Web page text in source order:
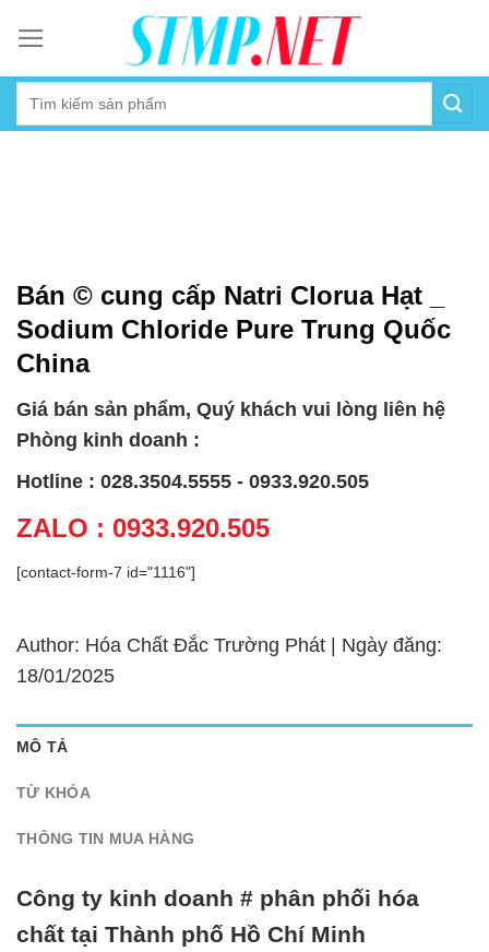
content
Bán © cung cấp Natri Clorua Hạt _
Sodium Chloride Pure Trung Quốc
China
Giá bán sản phẩm, Quý khách vui lòng liên hệ
Phòng kinh doanh :
Hotline : 028.3504.5555 - 0933.920.505
ZALO : 0933.920.505
[contact-form-7 id="1116"]
Author: Hóa Chất Đắc Trường Phát | Ngày đăng:
18/01/2025
MÔ TẢ
TỪ KHÓA
THÔNG TIN MUA HÀNG
Công ty kinh doanh # phân phối hóa
chất tại Thành phố Hồ Chí Minh